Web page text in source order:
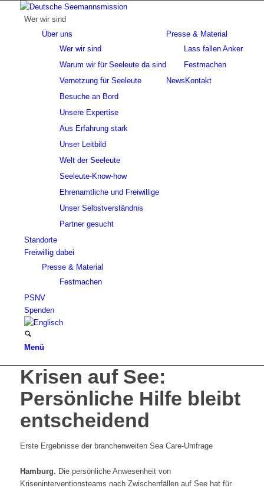
Wer wir sind
Über uns
Wer wir sind
Warum wir für Seeleute da sind
Vernetzung für Seeleute
Besuche an Bord
Unsere Expertise
Aus Erfahrung stark
Unser Leitbild
Welt der Seeleute
Seeleute-Know-how
Ehrenamtliche und Freiwillige
Unser Selbstverständnis
Partner gesucht
Presse & Material
Lass fallen Anker
Festmachen
News Kontakt
Standorte
Freiwillig dabei
Presse & Material
Festmachen
PSNV
Spenden
Menü
Krisen auf See:
Persönliche Hilfe bleibt
entscheidend
Erste Ergebnisse der branchenweiten Sea Care-Umfrage
Hamburg. Die persönliche Anwesenheit von
Kriseninterventionsteams nach Zwischenfällen auf See hat für